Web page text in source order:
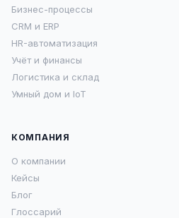
Бизнес-процессы
CRM и ERP
HR-автоматизация
Учёт и финансы
Логистика и склад
Умный дом и IoT
КОМПАНИЯ
О компании
Кейсы
Блог
Глоссарий